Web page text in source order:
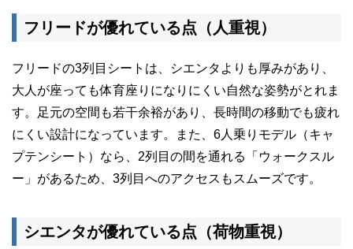
フリードが優れている点（人重視）
フリードの3列目シートは、シエンタよりも厚みがあり、
大人が座っても体育座りになりにくい自然な姿勢がとれま
す。足元の空間も若干余裕があり、長時間の移動でも疲れ
にくい設計になっています。また、6人乗りモデル（キャ
プテンシート）なら、2列目の間を通れる「ウォークスル
ー」があるため、3列目へのアクセスもスムーズです。
シエンタが優れている点（荷物重視）